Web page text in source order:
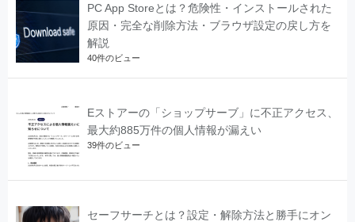
PC App Storeとは？危険性・インストールされた
原因・完全な削除方法・ブラウザ設定の戻し方を
解説
40件のビュー
Eストアーの「ショップサーブ」に不正アクセス、
最大約885万件の個人情報が漏えい
39件のビュー
セーフサーチとは？設定・解除方法と勝手にオン